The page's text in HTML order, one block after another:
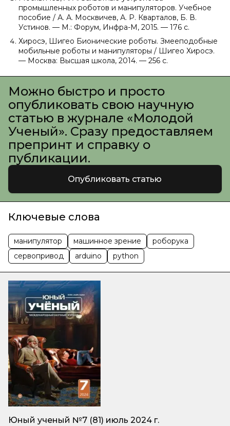
промышленных роботов и манипуляторов. Учебное
пособие / А. А. Москвичев, А. Р. Кварталов, Б. В.
Устинов. — М.: Форум, Инфра-М, 2015. — 176 c.
Хиросэ, Шигео Бионические роботы. Змееподобные
мобильные роботы и манипуляторы / Шигео Хиросэ.
— Москва: Высшая школа, 2014. — 256 c.
Можно быстро и просто
опубликовать свою научную
статью в журнале «Молодой
Ученый». Сразу предоставляем
препринт и справку о
публикации.
Опубликовать статью
Ключевые слова
манипулятор машинное зрение
роборука
сервопривод
arduino python
Юный ученый №7 (81) июль 2024 г.